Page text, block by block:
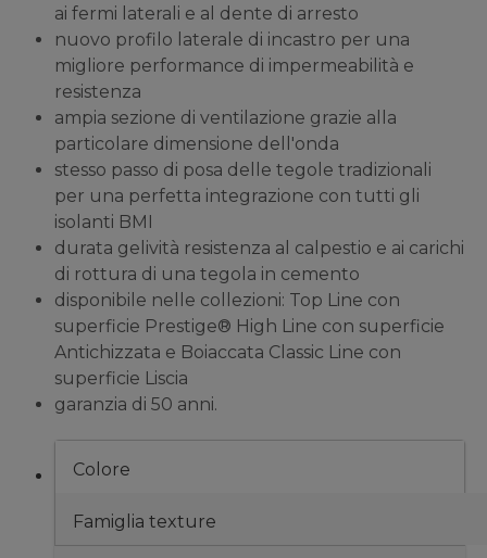
ai fermi laterali e al dente di arresto
nuovo profilo laterale di incastro per una
migliore performance di impermeabilità e
resistenza
ampia sezione di ventilazione grazie alla
particolare dimensione dell'onda
stesso passo di posa delle tegole tradizionali
per una perfetta integrazione con tutti gli
isolanti BMI
durata gelività resistenza al calpestio e ai carichi
di rottura di una tegola in cemento
disponibile nelle collezioni: Top Line con
superficie Prestige® High Line con superficie
Antichizzata e Boiaccata Classic Line con
superficie Liscia
garanzia di 50 anni.
Colore
Famiglia texture